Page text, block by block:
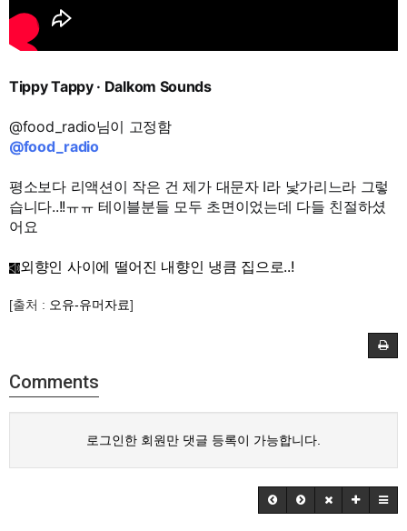
Tippy Tappy · Dalkom Sounds
@food_radio님이 고정함
@food_radio
평소보다 리액션이 작은 건 제가 대문자 I라 낯가리느라 그렇
습니다..!!ㅠㅠ 테이블분들 모두 초면이었는데 다들 친절하셨
어요
외향인 사이에 떨어진 내향인 냉큼 집으로..!
[출처 : 오유-유머자료]
Comments
로그인한 회원만 댓글 등록이 가능합니다.